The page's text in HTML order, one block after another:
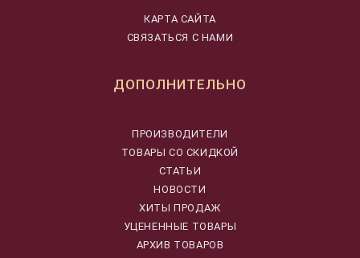
КАРТА САЙТА
СВЯЗАТЬСЯ С НАМИ
ДОПОЛНИТЕЛЬНО
ПРОИЗВОДИТЕЛИ
ТОВАРЫ СО СКИДКОЙ
СТАТЬИ
НОВОСТИ
ХИТЫ ПРОДАЖ
УЦЕНЕННЫЕ ТОВАРЫ
АРХИВ ТОВАРОВ